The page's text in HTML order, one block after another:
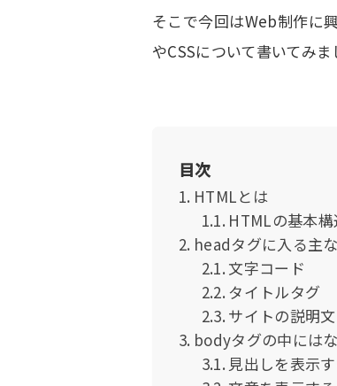
そこで今回はWeb制作に
やCSSについて書いてみま
目次
HTMLとは
HTMLの基本構
headタグに入る主
文字コード
タイトルタグ
サイトの説明文
bodyタグの中には
見出しを表示